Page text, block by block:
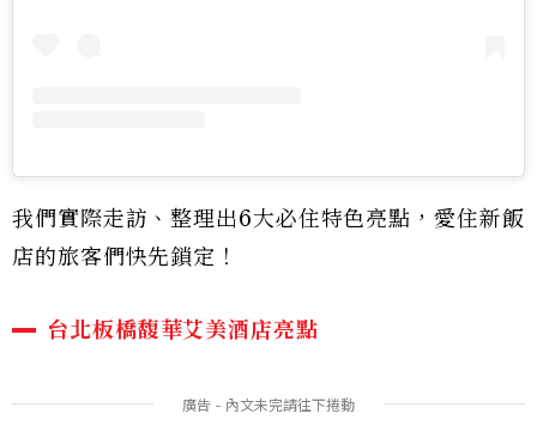
我們實際走訪、整理出6大必住特色亮點，愛住新飯
店的旅客們快先鎖定！
台北板橋馥華艾美酒店亮點